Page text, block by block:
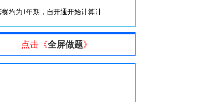
均为1年期，自开通开始计算计
点击《全屏做题》